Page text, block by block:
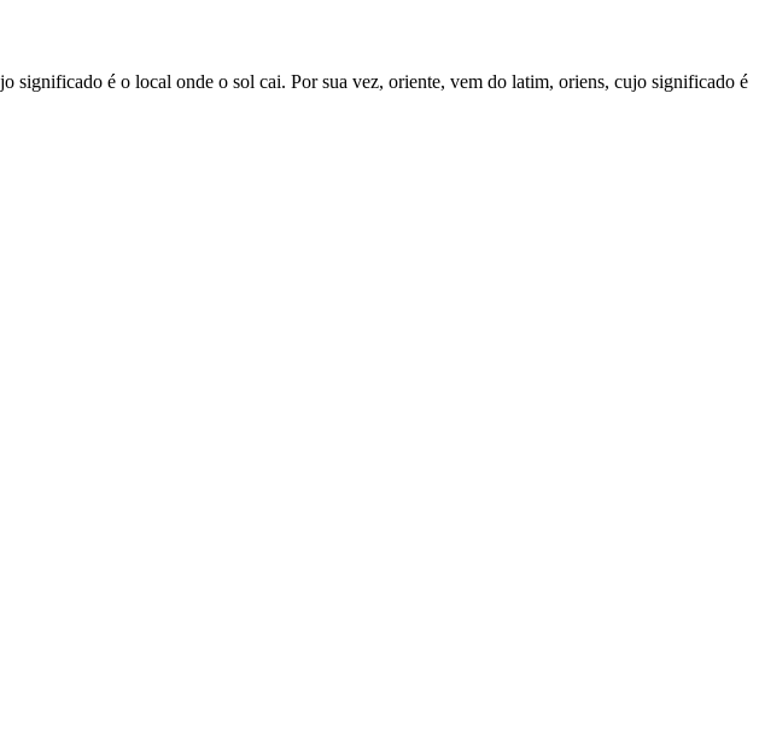
é o local onde o sol cai. Por sua vez, oriente, vem do latim, oriens, cujo significado é